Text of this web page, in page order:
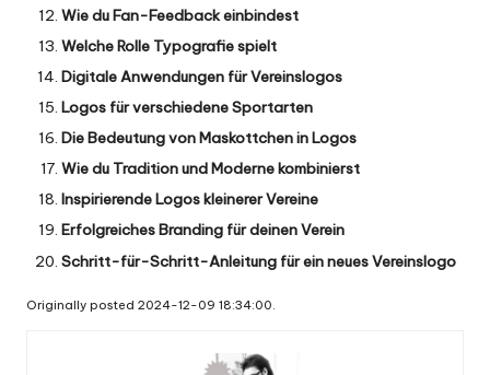
Wie du Fan-Feedback einbindest
Welche Rolle Typografie spielt
Digitale Anwendungen für Vereinslogos
Logos für verschiedene Sportarten
Die Bedeutung von Maskottchen in Logos
Wie du Tradition und Moderne kombinierst
Inspirierende Logos kleinerer Vereine
Erfolgreiches Branding für deinen Verein
Schritt-für-Schritt-Anleitung für ein neues Vereinslogo
Originally posted 2024-12-09 18:34:00.